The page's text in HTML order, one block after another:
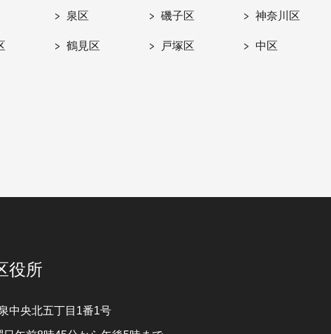
泉区 磯子区 神奈川区
鶴見区 戸塚区 中区
役所
中央北五丁目1番1号